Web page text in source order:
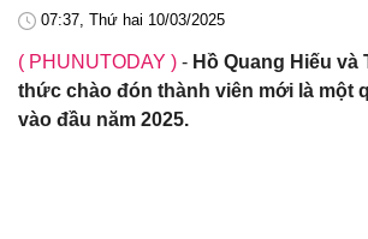
07:37, Thứ hai 10/03/2025
( PHUNUTODAY ) - Hồ Quang Hiếu và
thức chào đón thành viên mới là một
vào đầu năm 2025.